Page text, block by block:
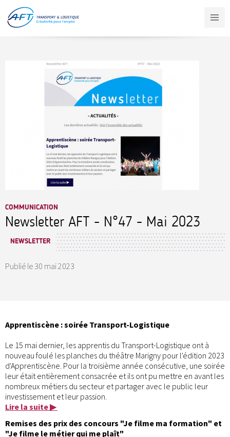
contenu
principal
COMMUNICATION
Newsletter AFT - N°47 - Mai 2023
NEWSLETTER
Publié le 30 mai 2023
Apprentiscène : soirée Transport-Logistique
Le 15 mai dernier, les apprentis du Transport-Logistique ont à
nouveau foulé les planches du théâtre Marigny pour l'édition 2023
d'Apprentiscène. Pour la troisième année consécutive, une soirée
leur était entièrement consacrée et ils ont pu mettre en avant les
nombreux métiers du secteur et partager avec le public leur
investissement et leur passion.
Lire la suite ▶
Remises des prix des concours "Je filme ma formation" et
"Je filme le métier qui me plaît"